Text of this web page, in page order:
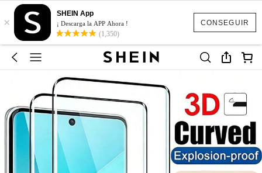
CONSEGUIR
×
SHEIN App
¡ Descarga la APP Ahora !
(1,350)